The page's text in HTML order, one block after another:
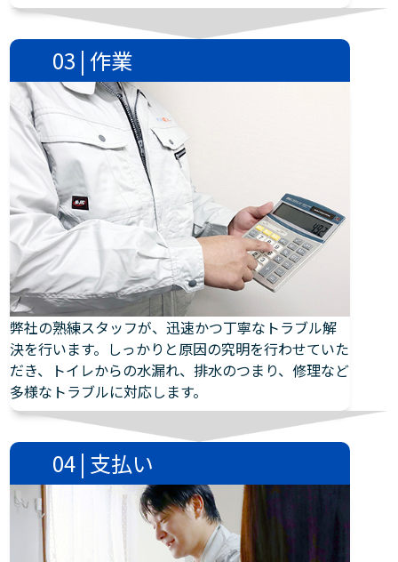
03 | 作業
弊社の熟練スタッフが、迅速かつ丁寧なトラブル解
決を行います。しっかりと原因の究明を行わせていた
だき、トイレからの水漏れ、排水のつまり、修理など
多様なトラブルに対応します。
04 | 支払い